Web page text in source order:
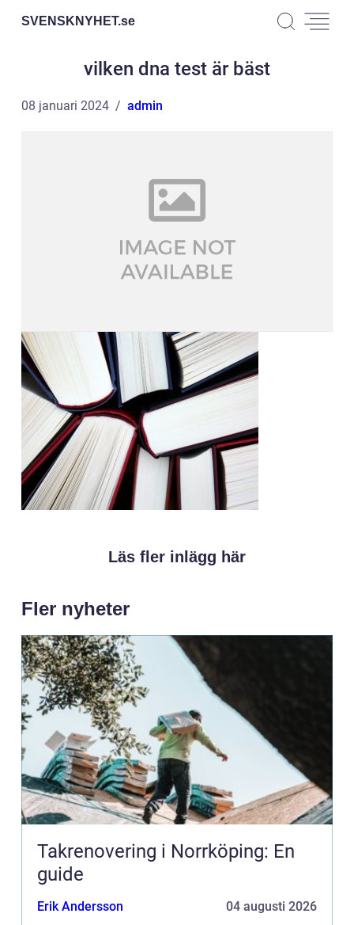
SVENSKNYHET.se
vilken dna test är bäst
08 januari 2024 admin
Läs fler inlägg här
Fler nyheter
Takrenovering i Norrköping: En
guide
Erik Andersson 04 augusti 2026